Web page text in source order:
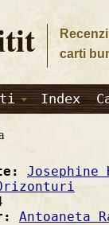
carti
Index
Josephine
Antoaneta